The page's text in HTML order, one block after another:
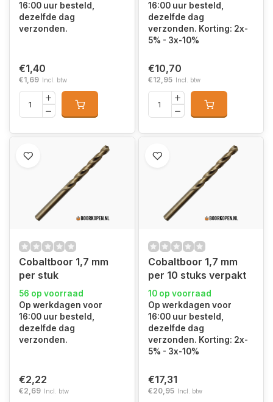
16:00 uur besteld,
dezelfde dag
verzonden.
€1,40
€1,69 Incl. btw
16:00 uur besteld,
dezelfde dag
verzonden. Korting: 2x-
5% - 3x-10%
€10,70
€12,95 Incl. btw
Cobaltboor 1,7 mm
per stuk
56 op voorraad
Op werkdagen voor
16:00 uur besteld,
dezelfde dag
verzonden.
€2,22
€2,69 Incl. btw
Cobaltboor 1,7 mm
per 10 stuks verpakt
10 op voorraad
Op werkdagen voor
16:00 uur besteld,
dezelfde dag
verzonden. Korting: 2x-
5% - 3x-10%
€17,31
€20,95 Incl. btw